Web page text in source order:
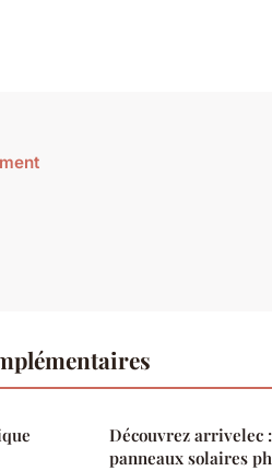
Découvrez arrivelec
panneaux solaires